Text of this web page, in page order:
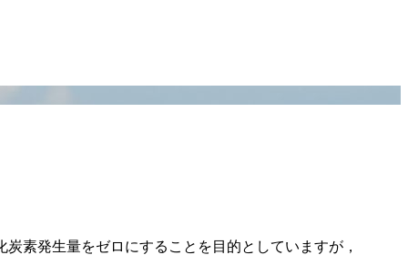
素発生量をゼロにすることを目的としていますが，